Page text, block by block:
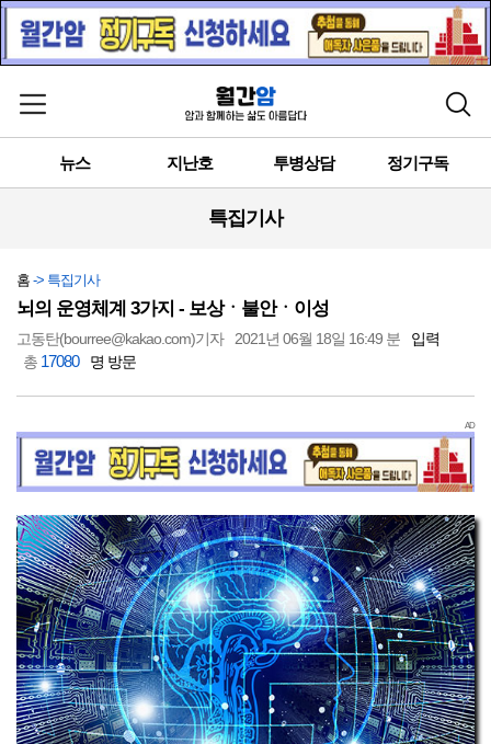
메뉴 열기 검색
뉴스 지난호 투병상담 정기구독
특집기사
홈 -> 특집기사
뇌의 운영체계 3가지 - 보상ㆍ불안ㆍ이성
고동탄(bourree@kakao.com)기자 2021년 06월 18일 16:49 분
입력
총 17080 명 방문
AD